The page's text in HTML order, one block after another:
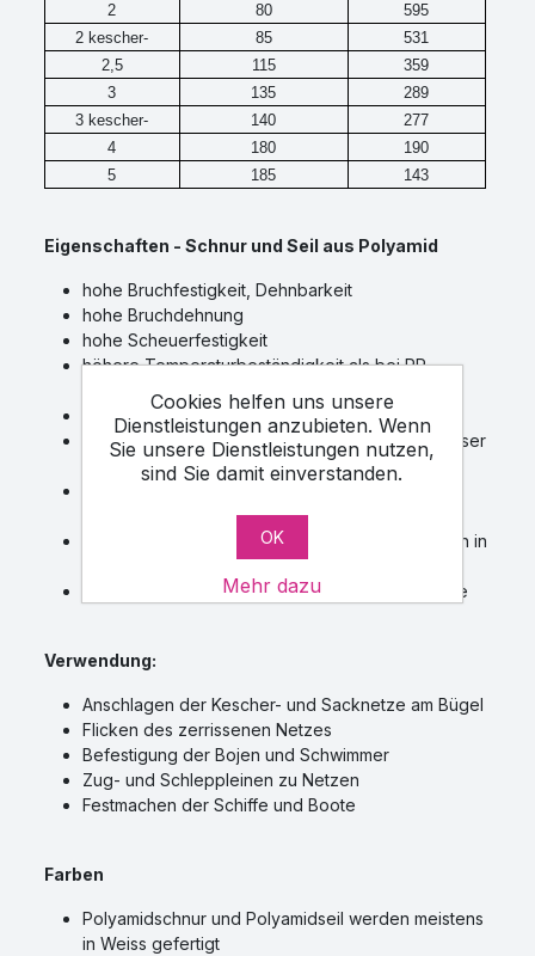
Cookies helfen uns unsere
Dienstleistungen anzubieten. Wenn
Sie unsere Dienstleistungen nutzen,
sind Sie damit einverstanden.
OK
Mehr dazu
2
80
595
2 kescher-
85
531
2,5
115
359
3
135
289
3 kescher-
140
277
4
180
190
5
185 143
Eigenschaften - Schnur und Seil aus Polyamid
hohe Bruchfestigkeit, Dehnbarkeit
hohe Bruchdehnung
hohe Scheuerfestigkeit
höhere Temperaturbeständigkeit als bei PP,
Arbeitstemperatur 100 °C
Schmelzpunkt 215 °C
schwimmen nicht im Wasser, bei Kontakt mit Wasser
werden sie hart
Knoten sind schwer zu lösen
sie sind gegenüber Polypropylen schwerer auch in
nicht komplett beständig gegen Fäkalien – Säure
Verwendung:
Anschlagen der Kescher- und Sacknetze am Bügel
Flicken des zerrissenen Netzes
Befestigung der Bojen und Schwimmer
Zug- und Schleppleinen zu Netzen
Festmachen der Schiffe und Boote
Farben
Polyamidschnur und Polyamidseil werden meistens
in Weiss gefertigt